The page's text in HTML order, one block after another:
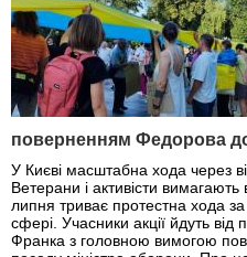
поверненням Федорова
У Києві масштабна хода через
Ветерани і активісти вимагають
липня триває протестна хода
сфері. Учасники акції йдуть
Франка з головною вимогою